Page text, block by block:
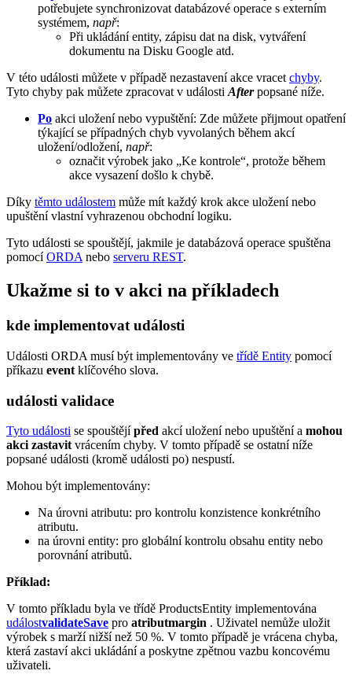
potřebujete synchronizovat databázové operace s externím
systémem, např:
Při ukládání entity, zápisu dat na disk, vytváření
dokumentu na Disku Google atd.
V této události můžete v případě nezastavení akce vracetchyby.
Tyto chyby pak můžete zpracovat v událostiAfterpopsané níže.
Po akci uložení nebo vypuštění: Zde můžete přijmout opatření
týkající se případných chyb vyvolaných během akcí
uložení/odložení, např:
označit výrobek jako „Ke kontrole“, protože během
akce vysazení došlo k chybě.
Díky těmto událostem může mít každý krok akce uložení nebo
upuštění vlastní vyhrazenou obchodní logiku.
Tyto události se spouštějí, jakmile je databázová operace spuštěna
pomocíORDAnebo serveru REST.
Ukažme si to v akci na příkladech
kde implementovat události
Události ORDA musí být implementovány ve třídě Entity pomocí
příkazu event klíčového slova.
události validace
Tyto události se spouštějípřed akcí uložení nebo upuštění a mohou
akci zastavitvrácením chyby. V tomto případě se ostatní níže
popsané události (kromě události po) nespustí.
Mohou být implementovány:
Na úrovni atributu: pro kontrolu konzistence konkrétního
atributu.
na úrovni entity: pro globální kontrolu obsahu entity nebo
porovnání atributů.
Příklad:
V tomto příkladu byla ve třídě ProductsEntity implementována
událostvalidateSave pro atributmargin . Uživatel nemůže uložit
výrobek s marží nižší než 50 %. V tomto případě je vrácena chyba,
která zastaví akci ukládání a poskytne zpětnou vazbu koncovému
uživateli.